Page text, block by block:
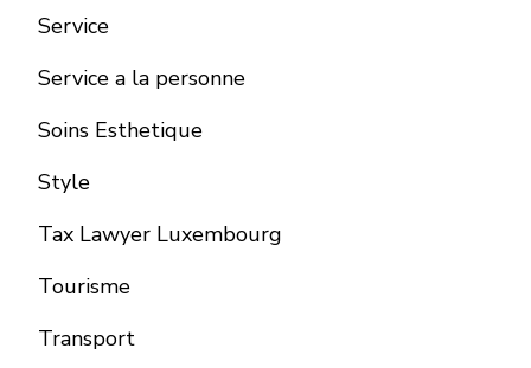
Service
Service a la personne
Soins Esthetique
Style
Tax Lawyer Luxembourg
Tourisme
Transport